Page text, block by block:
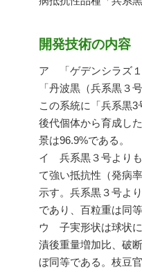
開発技術の内容
ア 「ゲデンシラズ１
「丹波黒（兵系黒３
この系統に「兵系黒
後代個体から育成し
景は96.9%である。
イ 兵系黒３号より
て強い抵抗性（発病
示す。兵系黒３号よ
であり、百粒重は同
ウ 子実形状は球状
漬後重量増加比、破
ぼ同等である。枝豆